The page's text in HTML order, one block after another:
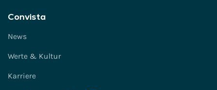
Convista
News
Werte & Kultur
Karriere